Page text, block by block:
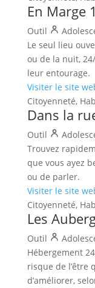
En Marge
Outil
Le seul lieu
ou de la nuit,
leur entourage.
Visiter le site
Citoyenneté,
Dans la
Outil
Trouvez
que vous ayez
ou de parler.
Visiter le site
Citoyenneté,
Les
Outil
Hébergement
risque de l’être
d’améliorer,